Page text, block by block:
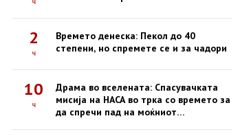
2
ч
Времето денеска: Пекол до 40
степени, но спремете се и за чадори
10
ч
Драма во вселената: Спасувачката
мисија на НАСА во трка со времето за
да спречи пад на моќниот